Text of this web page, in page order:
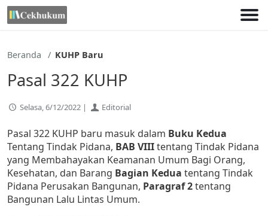
Lewati
ke
Beranda KUHP Baru
Pasal 322 KUHP
Selasa, 6/12/2022 | Editorial
Pasal 322 KUHP baru masuk dalam Buku Kedua
Tentang Tindak Pidana, BAB VIIItentang Tindak Pidana
yang Membahayakan Keamanan Umum Bagi Orang,
Kesehatan, dan Barang Bagian Kedua tentang Tindak
Pidana Perusakan Bangunan, Paragraf 2tentang
Bangunan Lalu Lintas Umum.